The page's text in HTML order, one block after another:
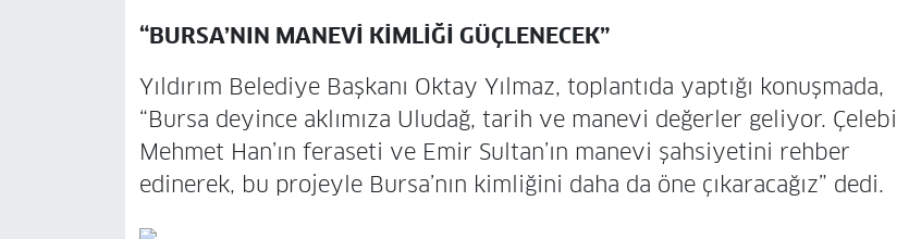
“BURSA’NIN MANEVİ KİMLİĞİ GÜÇLENECEK”
Yıldırım Belediye Başkanı Oktay Yılmaz, toplantıda yaptığı konuşmada,
“Bursa deyince aklımıza Uludağ, tarih ve manevi değerler geliyor. Çelebi
Mehmet Han’ın feraseti ve Emir Sultan’ın manevi şahsiyetini rehber
edinerek, bu projeyle Bursa’nın kimliğini daha da öne çıkaracağız” dedi.